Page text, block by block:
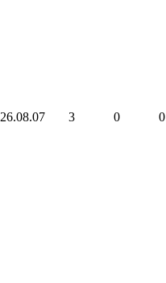
26.08.07 3 0 0